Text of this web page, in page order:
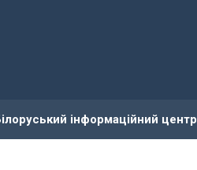
інформаційний центр